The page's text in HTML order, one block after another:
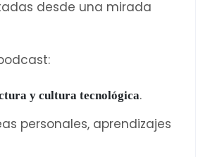
desde una mirada
y cultura tecnológica.
personales, aprendizajes